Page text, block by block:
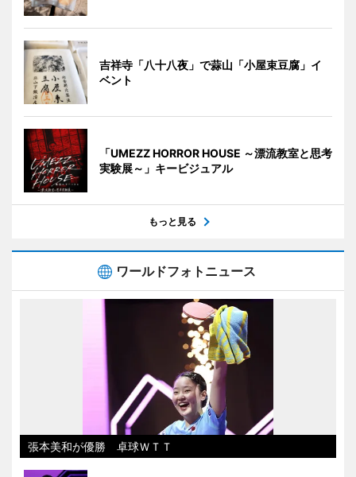
吉祥寺「八十八夜」で蒜山「小屋束豆腐」イ
ベント
「UMEZZ HORROR HOUSE ～漂流教室と思考
実験展～」キービジュアル
もっと見る
ワールドフォトニュース
張本美和が優勝 卓球ＷＴＴ